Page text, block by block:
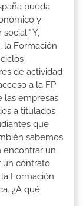
pueda
y
Y,
la Formación
de actividad
a la FP
las empresas
a titulados
que
sabemos
encontrar un
un contrato
Formación
¿A qué